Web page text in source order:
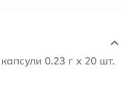
0.23 г х 20 шт.